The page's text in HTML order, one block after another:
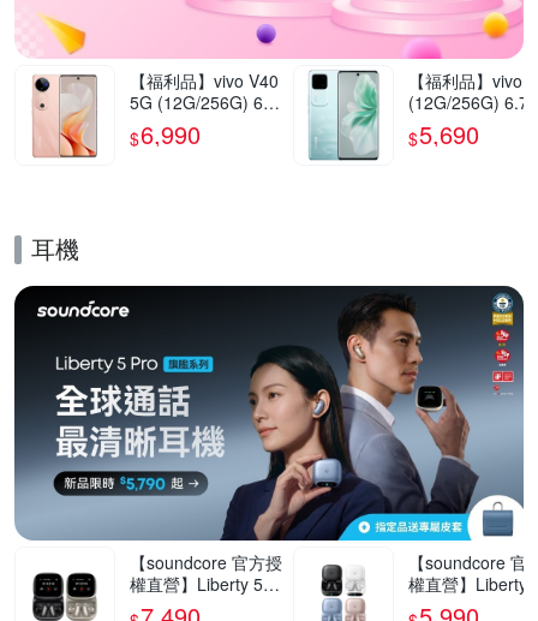
【福利品】vivo V40
5G (12G/256G) 6.7
8吋智慧型手機(9成
新)
$6,990
【福利品】vivo
(12G/256G)
5G智慧型手機(9
新)
$5,690
耳機
【soundcore 官方授
權直營】Liberty 5 P
ro Max AI降噪真無
【soundcore 官
權直營】Liberty
ro AI降噪真無線